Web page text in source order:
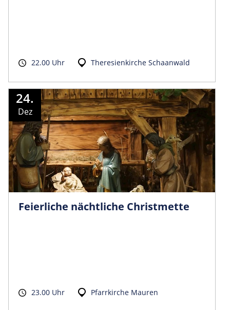
22.00 Uhr Theresienkirche Schaanwald
24.
Dez
Feierliche nächtliche Christmette
23.00 Uhr Pfarrkirche Mauren